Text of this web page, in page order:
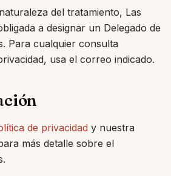
del tratamiento, Las
a designar un Delegado de
Para cualquier consulta
usa el correo indicado.
de privacidad y nuestra
más detalle sobre el